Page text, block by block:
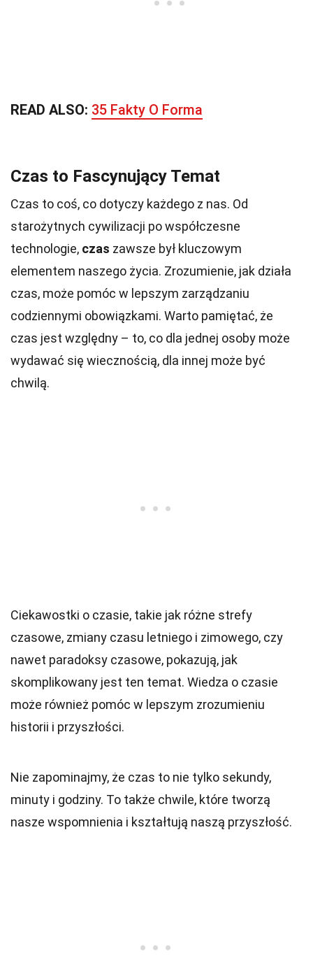
READ ALSO: 35 Fakty O Forma
Czas to Fascynujący Temat
Czas to coś, co dotyczy każdego z nas. Od
starożytnych cywilizacji po współczesne
technologie, czas zawsze był kluczowym
elementem naszego życia. Zrozumienie, jak działa
czas, może pomóc w lepszym zarządzaniu
codziennymi obowiązkami. Warto pamiętać, że
czas jest względny – to, co dla jednej osoby może
wydawać się wiecznością, dla innej może być
chwilą.
Ciekawostki o czasie, takie jak różne strefy
czasowe, zmiany czasu letniego i zimowego, czy
nawet paradoksy czasowe, pokazują, jak
skomplikowany jest ten temat. Wiedza o czasie
może również pomóc w lepszym zrozumieniu
historii i przyszłości.
Nie zapominajmy, że czas to nie tylko sekundy,
minuty i godziny. To także chwile, które tworzą
nasze wspomnienia i kształtują naszą przyszłość.